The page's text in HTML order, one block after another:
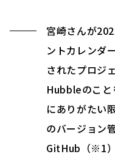
宮崎さんが
ントカレンダ
されたプロジ
Hubbleのこと
にありがたい
のバージョン
GitHub（※1